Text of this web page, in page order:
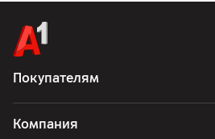
Покупателям
Компания